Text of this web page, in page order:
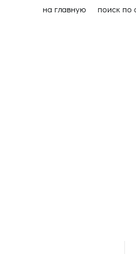
на главную поиск по